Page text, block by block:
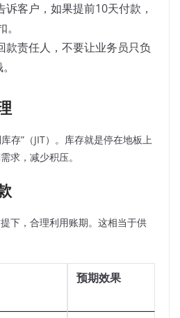
诉客户，如果提前10天付款，
款责任人，不要让业务员只负
存”（JIT）。库存就是停在地板上
求，减少积压。
下，合理利用账期。这相当于供
预期效果